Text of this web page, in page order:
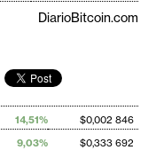
DiarioBitcoin.com
14,51%
$0,002 846
9,03%
$0,333 692